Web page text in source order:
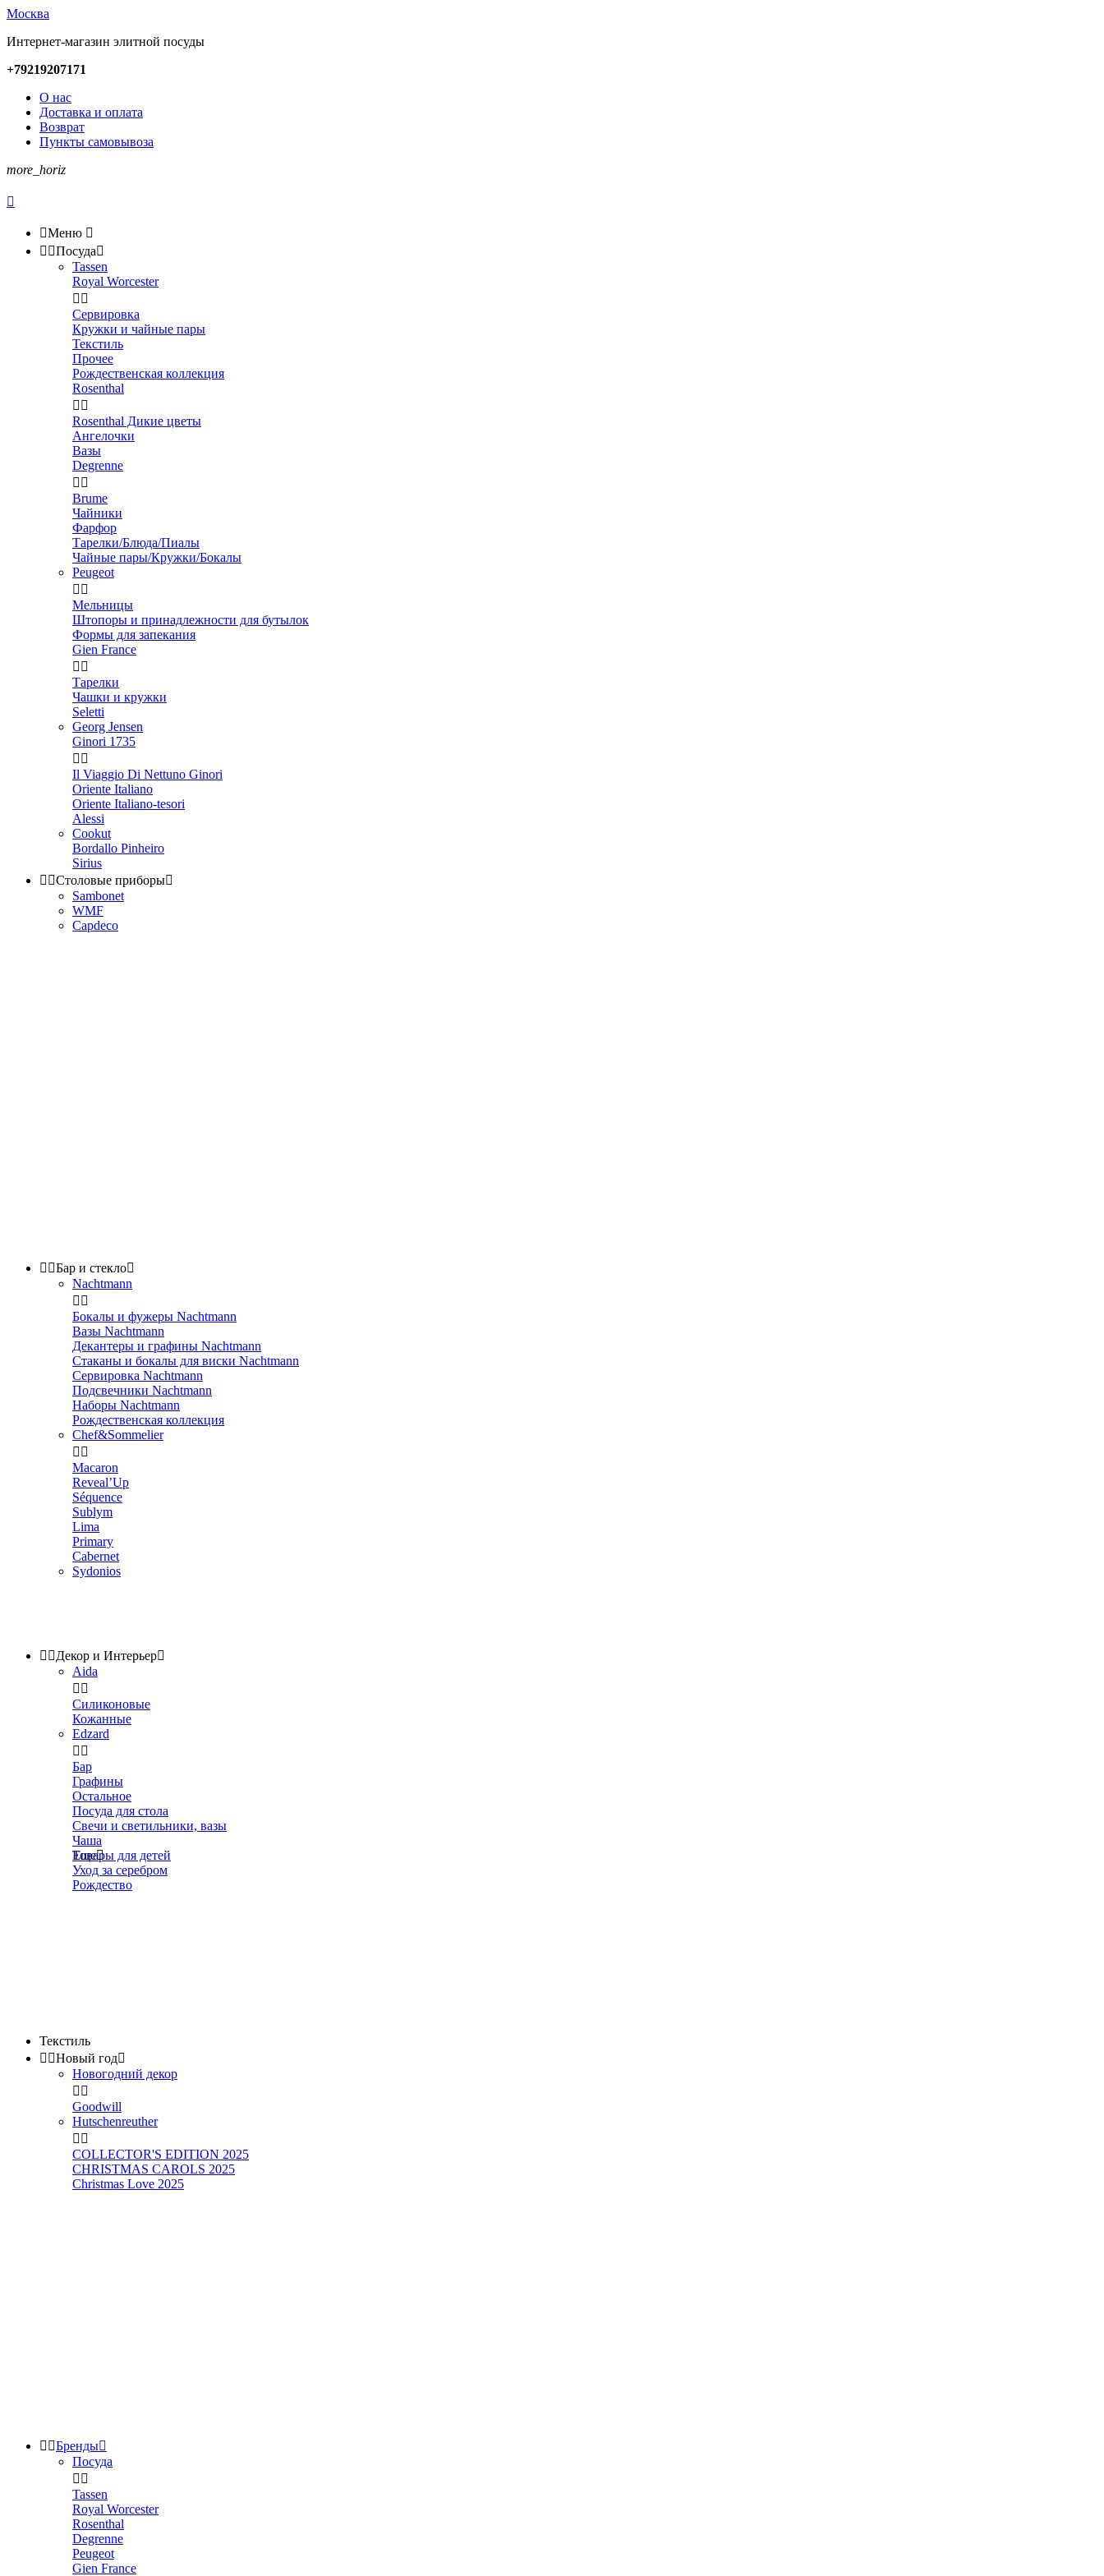
Москва
Интернет-магазин элитной посуды
+79219207171
О нас
Доставка и оплата
Возврат
Пункты самовывоза
more_horiz

Меню 
 Посуда
Tassen
Royal Worcester
 
Сервировка
Кружки и чайные пары
Текстиль
Прочее
Рождественская коллекция
Rosenthal
 
Rosenthal Дикие цветы
Ангелочки
Вазы
Degrenne
 
Brume
Чайники
Фарфор
Тарелки/Блюда/Пиалы
Чайные пары/Кружки/Бокалы
Peugeot
 
Мельницы
Штопоры и принадлежности для бутылок
Формы для запекания
Gien France
 
Тарелки
Чашки и кружки
Seletti
Georg Jensen
Ginori 1735
 
Il Viaggio Di Nettuno Ginori
Oriente Italiano
Oriente Italiano-tesori
Alessi
Cookut
Bordallo Pinheiro
Sirius
 Столовые приборы
Sambonet
WMF
Capdeco
 Бар и стекло
Nachtmann
 
Бокалы и фужеры Nachtmann
Вазы Nachtmann
Декантеры и графины Nachtmann
Стаканы и бокалы для виски Nachtmann
Сервировка Nachtmann
Подсвечники Nachtmann
Наборы Nachtmann
Рождественская коллекция
Chef&Sommelier
 
Macaron
Reveal’Up
Séquence
Sublym
Lima
Primary
Cabernet
Sydonios
 Декор и Интерьер
Aida
 
Силиконовые
Кожанные
Edzard
 
Бар
Графины
Остальное
Посуда для стола
Свечи и светильники, вазы
Чаша
Товары для детей
Уход за серебром
Рождество
Еще
Текстиль
 Новый год
Новогодний декор
 
Goodwill
Hutschenreuther
 
COLLECTOR'S EDITION 2025
CHRISTMAS CAROLS 2025
Christmas Love 2025
 Бренды
Посуда
 
Tassen
Royal Worcester
Rosenthal
Degrenne
Peugeot
Gien France